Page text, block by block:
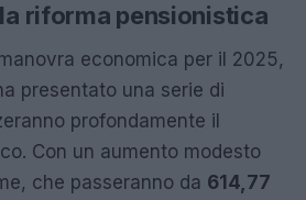
riforma pensionistica
economica per il 2025,
presentato una serie di
profondamente il
Con un aumento modesto
che passeranno da 614,77